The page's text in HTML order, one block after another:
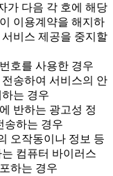
가 다음 각 호에 해당
이용계약을 해지하
비스 제공을 중지할
호를 사용한 경우
송하여 서비스의 안
는 경우
반하는 광고성 정
송하는 경우
오작동이나 정보 등
컴퓨터 바이러스
하는 경우